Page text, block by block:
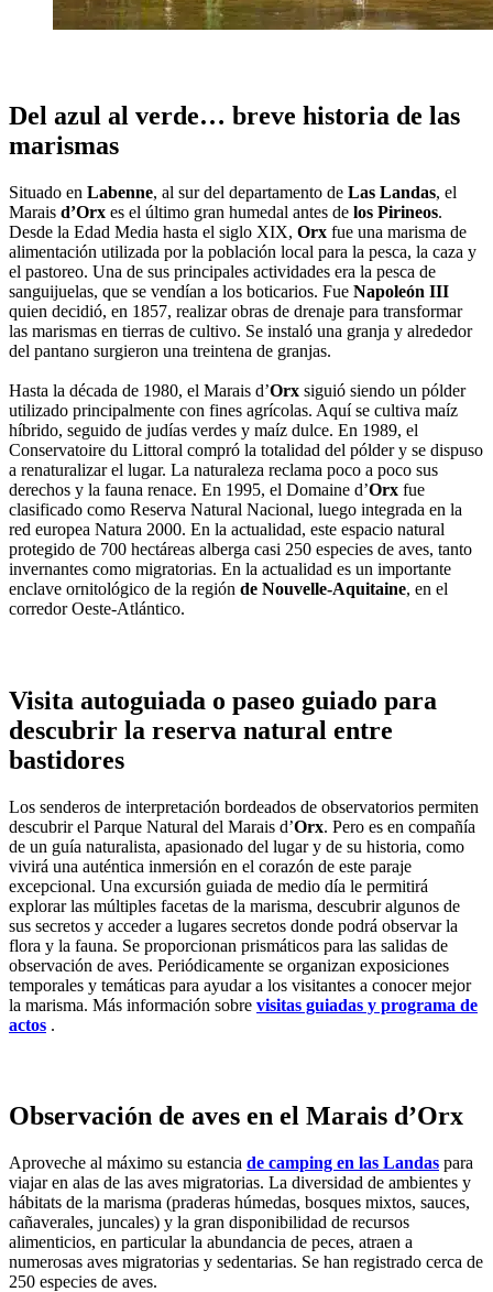
Del azul al verde… breve historia de las
marismas
Situado en Labenne, al sur del departamento de Las Landas, el
Marais d’Orx es el último gran humedal antes de los Pirineos.
Desde la Edad Media hasta el siglo XIX, Orx fue una marisma de
alimentación utilizada por la población local para la pesca, la caza y
el pastoreo. Una de sus principales actividades era la pesca de
sanguijuelas, que se vendían a los boticarios. Fue Napoleón III
quien decidió, en 1857, realizar obras de drenaje para transformar
las marismas en tierras de cultivo. Se instaló una granja y alrededor
del pantano surgieron una treintena de granjas.
Hasta la década de 1980, el Marais d’Orx siguió siendo un pólder
utilizado principalmente con fines agrícolas. Aquí se cultiva maíz
híbrido, seguido de judías verdes y maíz dulce. En 1989, el
Conservatoire du Littoral compró la totalidad del pólder y se dispuso
a renaturalizar el lugar. La naturaleza reclama poco a poco sus
derechos y la fauna renace. En 1995, el Domaine d’Orx fue
clasificado como Reserva Natural Nacional, luego integrada en la
red europea Natura 2000. En la actualidad, este espacio natural
protegido de 700 hectáreas alberga casi 250 especies de aves, tanto
invernantes como migratorias. En la actualidad es un importante
enclave ornitológico de la región de Nouvelle-Aquitaine, en el
corredor Oeste-Atlántico.
Visita autoguiada o paseo guiado para
descubrir la reserva natural entre
bastidores
Los senderos de interpretación bordeados de observatorios permiten
descubrir el Parque Natural del Marais d’Orx. Pero es en compañía
de un guía naturalista, apasionado del lugar y de su historia, como
vivirá una auténtica inmersión en el corazón de este paraje
excepcional. Una excursión guiada de medio día le permitirá
explorar las múltiples facetas de la marisma, descubrir algunos de
sus secretos y acceder a lugares secretos donde podrá observar la
flora y la fauna. Se proporcionan prismáticos para las salidas de
observación de aves. Periódicamente se organizan exposiciones
temporales y temáticas para ayudar a los visitantes a conocer mejor
la marisma. Más información sobre visitas guiadas y programa de
actos .
Observación de aves en el Marais d’Orx
Aproveche al máximo su estancia de camping en las Landas para
viajar en alas de las aves migratorias. La diversidad de ambientes y
hábitats de la marisma (praderas húmedas, bosques mixtos, sauces,
cañaverales, juncales) y la gran disponibilidad de recursos
alimenticios, en particular la abundancia de peces, atraen a
numerosas aves migratorias y sedentarias. Se han registrado cerca de
250 especies de aves.